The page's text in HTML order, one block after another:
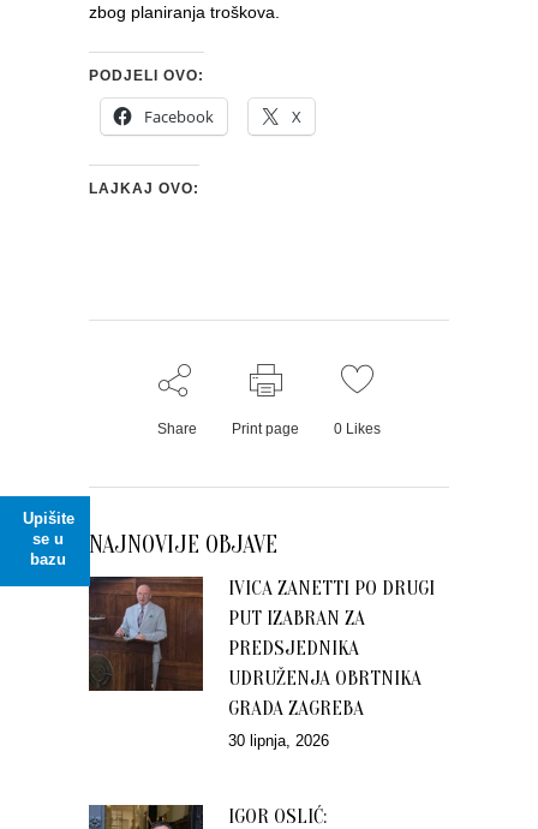
Upišite
se u
bazu
zbog planiranja troškova.
PODJELI OVO:
Facebook X
LAJKAJ OVO:
Share Print page 0 Likes
NAJNOVIJE OBJAVE
IVICA ZANETTI PO DRUGI
PUT IZABRAN ZA
PREDSJEDNIKA
UDRUŽENJA OBRTNIKA
GRADA ZAGREBA
30 lipnja, 2026
IGOR OSLIĆ: